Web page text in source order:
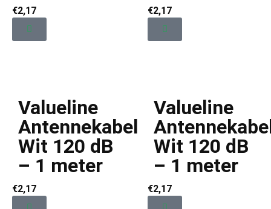
€2,17 €2,17
Valueline
Antennekabel
Wit 120 dB
– 1 meter
€2,17
Valueline
Wit 120 dB
– 1 meter
€2,17